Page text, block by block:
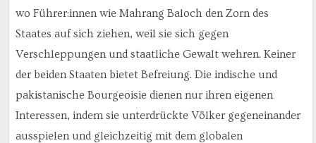
wo Führer:innen wie Mahrang Baloch den Zorn des
Staates auf sich ziehen, weil sie sich gegen
Verschleppungen und staatliche Gewalt wehren. Keiner
der beiden Staaten bietet Befreiung. Die indische und
pakistanische Bourgeoisie dienen nur ihren eigenen
Interessen, indem sie unterdrückte Völker gegeneinander
ausspielen und gleichzeitig mit dem globalen